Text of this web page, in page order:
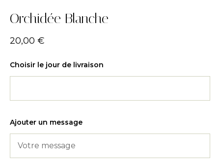
Orchidée Blanche
20,00 €
Choisir le jour de livraison
Ajouter un message